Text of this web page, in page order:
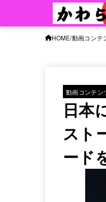
HOME 動画コンテ
動画コンテン
日本
スト
ード